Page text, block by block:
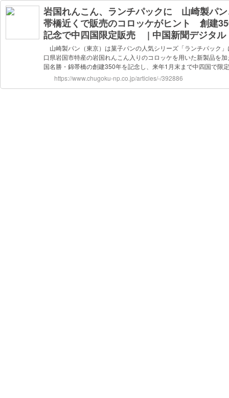
岩国れんこん、ランチパックに 山崎製パ
帯橋近くで販売のコロッケがヒント 創建
記念で中四国限定販売 | 中国新聞デジタル
山崎製パン（東京）は菓子パンの人気シリーズ「ランチパック」
口県岩国市特産の岩国れんこん入りのコロッケを用いた新製品を
国名勝・錦帯橋の創建350年を記念し、来年1月末まで中四国で限
https://www.chugoku-np.co.jp/articles/-/392886